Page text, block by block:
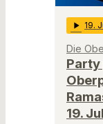
play_arrow 19.
Die
Party
19.